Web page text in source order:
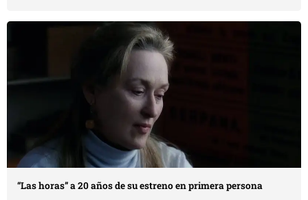
“Las horas” a 20 años de su estreno en primera persona